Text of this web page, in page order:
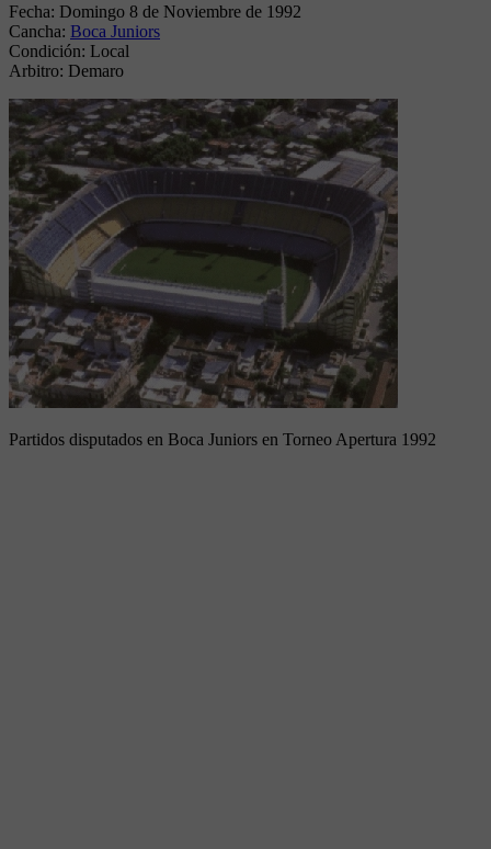
Fecha: Domingo 8 de Noviembre de 1992
Cancha: Boca Juniors
Condición: Local
Arbitro: Demaro
Partidos disputados en Boca Juniors en Torneo Apertura 1992